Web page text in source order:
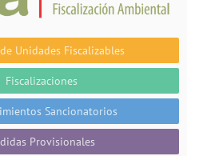
Unidades Fiscalizables
Fiscalizaciones
Sancionatorios
Provisionales